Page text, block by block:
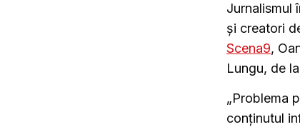
Jurnalismul
și creatori
Scena9,
Lungu, de
„Problema
conținutul